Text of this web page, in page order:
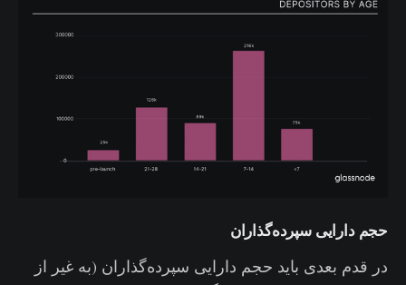
حجم دارایی سپرده‌گذاران
در قدم بعدی باید حجم دارایی سپرده‌گذاران (به غیر از